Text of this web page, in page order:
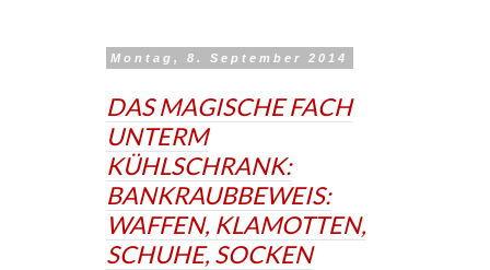
Montag, 8. September 2014
DAS MAGISCHE FACH
UNTERM
KÜHLSCHRANK:
BANKRAUBBEWEIS:
WAFFEN, KLAMOTTEN,
SCHUHE, SOCKEN